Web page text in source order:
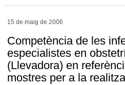
15 de maig de 2006
Competència de les
especialistes en
(Llevadora) en
mostres per a la